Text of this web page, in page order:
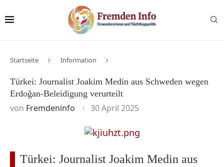
Startseite Information
Türkei: Journalist Joakim Medin aus Schweden wegen
Erdoğan-Beleidigung verurteilt
von Fremdeninfo 30 April 2025
Türkei: Journalist Joakim Medin aus